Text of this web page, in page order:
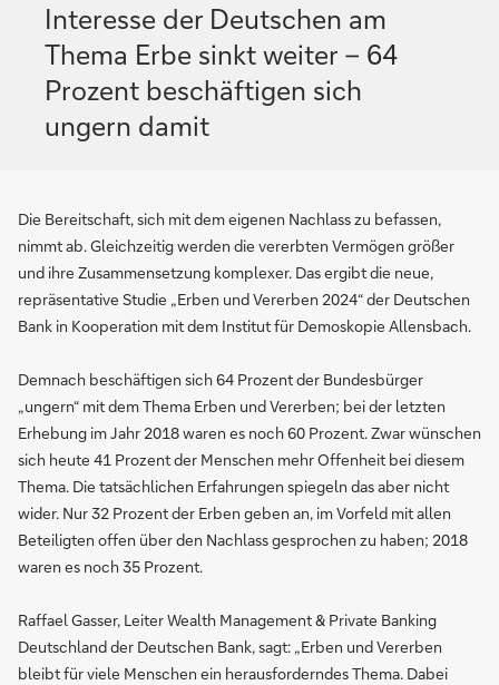
Interesse der Deutschen am
Thema Erbe sinkt weiter – 64
Prozent beschäftigen sich
ungern damit
Die Bereitschaft, sich mit dem eigenen Nachlass zu befassen,
nimmt ab. Gleichzeitig werden die vererbten Vermögen größer
und ihre Zusammensetzung komplexer. Das ergibt die neue,
repräsentative Studie „Erben und Vererben 2024“ der Deutschen
Bank in Kooperation mit dem Institut für Demoskopie Allensbach.
Demnach beschäftigen sich 64 Prozent der Bundesbürger
„ungern“ mit dem Thema Erben und Vererben; bei der letzten
Erhebung im Jahr 2018 waren es noch 60 Prozent. Zwar wünschen
sich heute 41 Prozent der Menschen mehr Offenheit bei diesem
Thema. Die tatsächlichen Erfahrungen spiegeln das aber nicht
wider. Nur 32 Prozent der Erben geben an, im Vorfeld mit allen
Beteiligten offen über den Nachlass gesprochen zu haben; 2018
waren es noch 35 Prozent.
Raffael Gasser, Leiter Wealth Management & Private Banking
Deutschland der Deutschen Bank, sagt: „Erben und Vererben
bleibt für viele Menschen ein herausforderndes Thema. Dabei